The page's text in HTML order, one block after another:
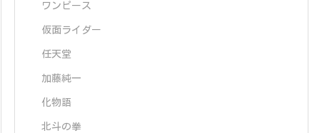
ワンピース
仮面ライダー
任天堂
加藤純一
化物語
北斗の拳